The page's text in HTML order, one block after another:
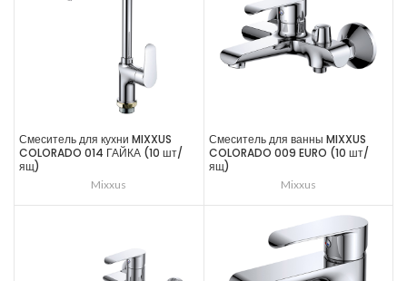
Смеситель для кухни MIXXUS
COLORADO 014 ГАЙКА (10 шт/
ящ)
Mixxus
Смеситель для ванны MIXXUS
COLORADO 009 EURO (10 шт/
ящ)
Mixxus